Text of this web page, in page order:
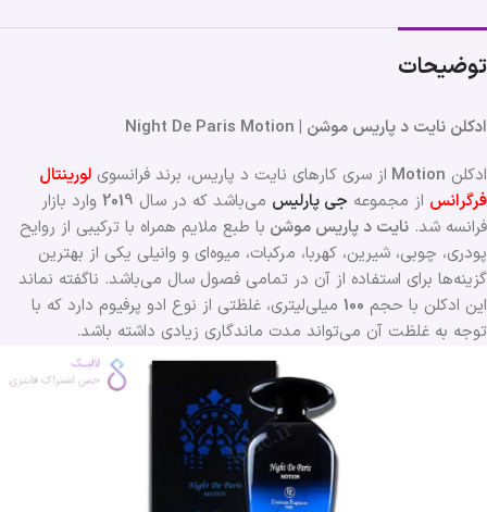
توضیحات
ادکلن نایت د پاریس موشن | Night De Paris Motion
ادکلن Motion از سری کارهای نایت د پاریس، برند فرانسوی لورینتال
فرگرانس از مجموعه جی پارلیس می‌باشد که در سال 2019 وارد بازار
فرانسه شد. نایت د پاریس موشن با طبع ملایم همراه با ترکیبی از روایح
پودری، چوبی، شیرین، کهربا، مرکبات، میوه‌ای و وانیلی یکی از بهترین
گزینه‌ها برای استفاده از آن در تمامی فصول سال می‌باشد. ناگفته نماند
این ادکلن با حجم 100 میلی‌لیتری، غلظتی از نوع ادو پرفیوم دارد که با
توجه به غلظت آن می‌تواند مدت ماندگاری زیادی داشته باشد.